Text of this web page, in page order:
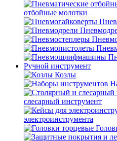
отбойные молотки
Ручной инструмент
Козлы
слесарный инструмент
электроинструмента